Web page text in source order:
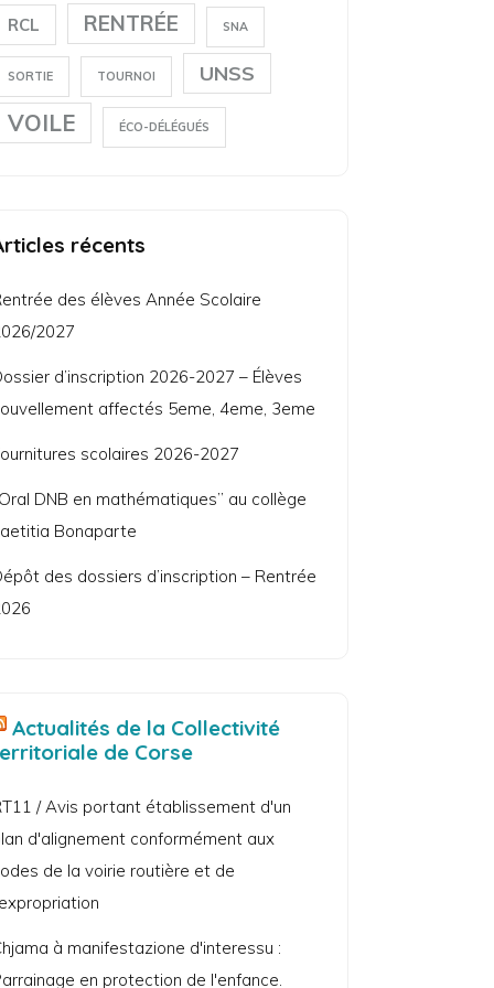
RCL RENTRÉE SNA
SORTIE TOURNOI UNSS
VOILE ÉCO-DÉLÉGUÉS
récents
des élèves Année Scolaire
2027
d’inscription 2026-2027 – Élèves
affectés 5eme, 4eme, 3eme
scolaires 2026-2027
DNB en mathématiques” au collège
Bonaparte
des dossiers d’inscription – Rentrée
Actualités de la Collectivité
de Corse
/ Avis portant établissement d'un
d'alignement conformément aux
de la voirie routière et de
à manifestazione d'interessu :
en protection de l'enfance.